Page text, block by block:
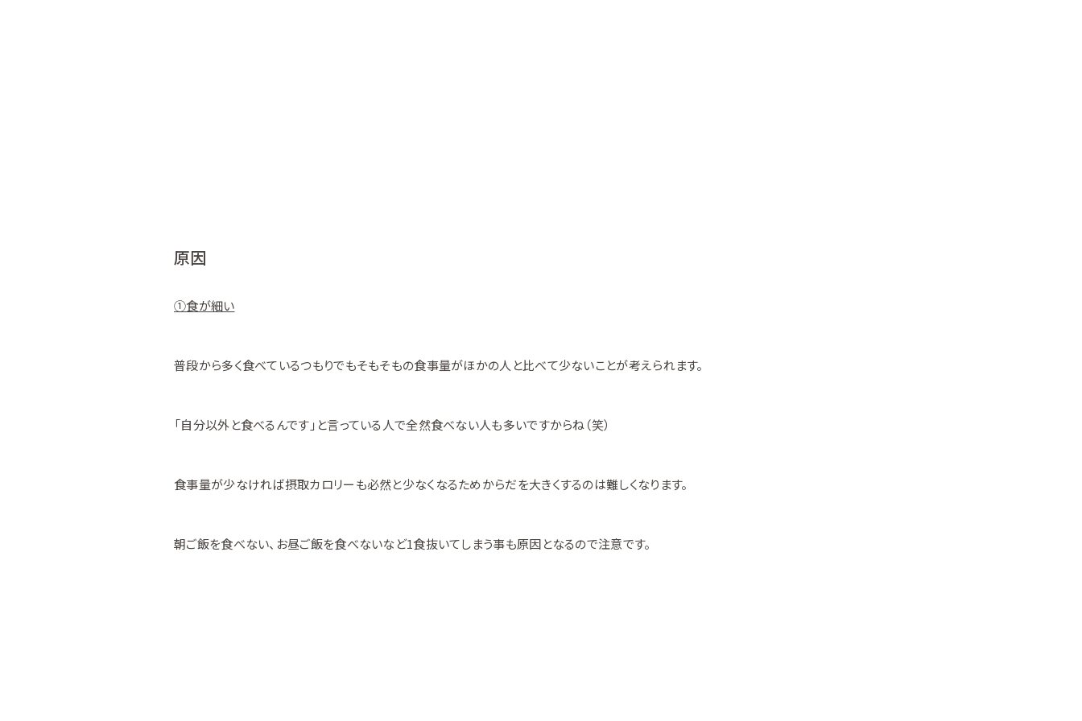
原因
①食が細い
普段から多く食べているつもりでもそもそもの食事量がほかの人と比べて少ないことが考えられます。
「自分以外と食べるんです」と言っている人で全然食べない人も多いですからね（笑）
食事量が少なければ摂取カロリーも必然と少なくなるためからだを大きくするのは難しくなります。
朝ご飯を食べない、お昼ご飯を食べないなど1食抜いてしまう事も原因となるので注意です。